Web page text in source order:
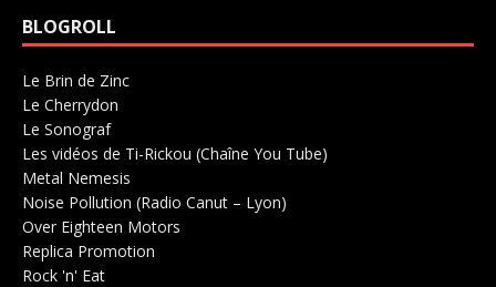
BLOGROLL
Le Brin de Zinc
Le Cherrydon
Le SonografSalle de concerts 0
Les vidéos de Ti-Rickou (Chaîne You Tube)
Metal Nemesis
Noise Pollution (Radio Canut – Lyon)
Over Eighteen Motors
Replica Promotion
Rock 'n' Eat